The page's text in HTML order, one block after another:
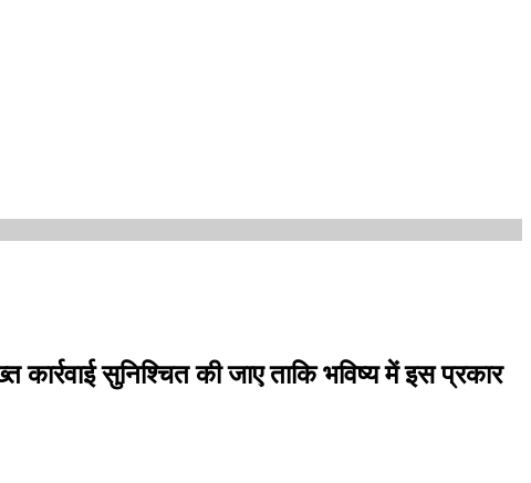
सुनिश्चित की जाए ताकि भविष्य में इस प्रकार